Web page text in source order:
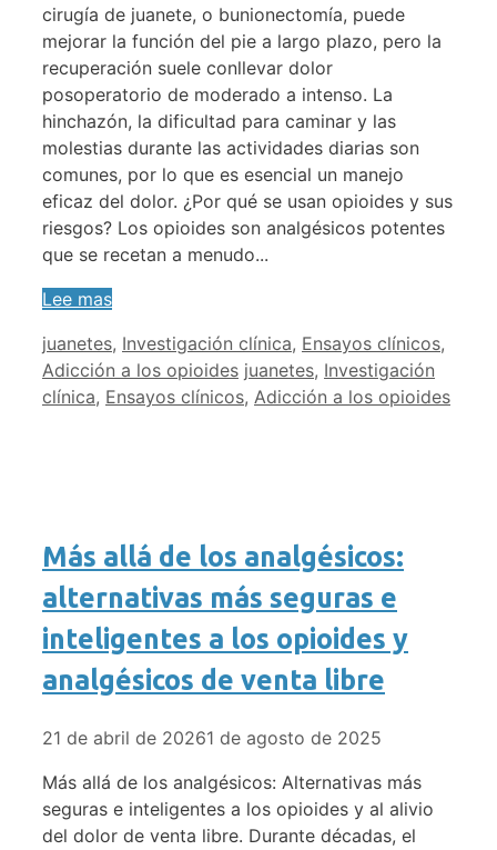
cirugía de juanete, o bunionectomía, puede
mejorar la función del pie a largo plazo, pero la
recuperación suele conllevar dolor
posoperatorio de moderado a intenso. La
hinchazón, la dificultad para caminar y las
molestias durante las actividades diarias son
comunes, por lo que es esencial un manejo
eficaz del dolor. ¿Por qué se usan opioides y sus
riesgos? Los opioides son analgésicos potentes
que se recetan a menudo...
Lee mas
Categorías
juanetes, Investigación clínica, Ensayos clínicos,
Adicción a los opioides Etiquetas
juanetes, Investigación
clínica, Ensayos clínicos, Adicción a los opioides
Más allá de los analgésicos:
alternativas más seguras e
inteligentes a los opioides y
analgésicos de venta libre
21 de abril de 20261 de agosto de 2025
Más allá de los analgésicos: Alternativas más
seguras e inteligentes a los opioides y al alivio
del dolor de venta libre. Durante décadas, el